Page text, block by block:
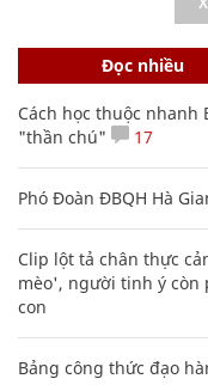
Đọc nhiều
Cách học thuộc
"thần chú"
17
Phó Đoàn ĐBQH Hà
Clip lột tả chân thực
mèo', người tinh ý còn
con
Bảng công thức đạo